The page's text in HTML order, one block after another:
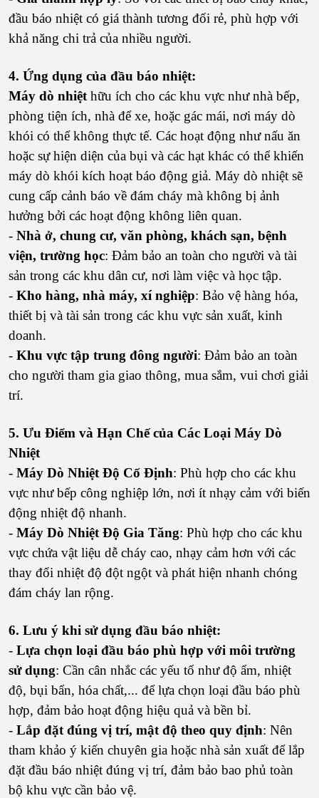
đầu báo nhiệt có giá thành tương đối rẻ, phù hợp với
khả năng chi trả của nhiều người.
4. Ứng dụng của đầu báo nhiệt:
Máy dò nhiệt hữu ích cho các khu vực như nhà bếp,
phòng tiện ích, nhà để xe, hoặc gác mái, nơi máy dò
khói có thể không thực tế. Các hoạt động như nấu ăn
hoặc sự hiện diện của bụi và các hạt khác có thể khiến
máy dò khói kích hoạt báo động giả. Máy dò nhiệt sẽ
cung cấp cảnh báo về đám cháy mà không bị ảnh
hưởng bởi các hoạt động không liên quan.
- Nhà ở, chung cư, văn phòng, khách sạn, bệnh
viện, trường học: Đảm bảo an toàn cho người và tài
sản trong các khu dân cư, nơi làm việc và học tập.
- Kho hàng, nhà máy, xí nghiệp: Bảo vệ hàng hóa,
thiết bị và tài sản trong các khu vực sản xuất, kinh
doanh.
- Khu vực tập trung đông người: Đảm bảo an toàn
cho người tham gia giao thông, mua sắm, vui chơi giải
trí.
5. Ưu Điểm và Hạn Chế của Các Loại Máy Dò
Nhiệt
- Máy Dò Nhiệt Độ Cố Định: Phù hợp cho các khu
vực như bếp công nghiệp lớn, nơi ít nhạy cảm với biến
động nhiệt độ nhanh.
- Máy Dò Nhiệt Độ Gia Tăng: Phù hợp cho các khu
vực chứa vật liệu dễ cháy cao, nhạy cảm hơn với các
thay đổi nhiệt độ đột ngột và phát hiện nhanh chóng
đám cháy lan rộng.
6. Lưu ý khi sử dụng đầu báo nhiệt:
- Lựa chọn loại đầu báo phù hợp với môi trường
sử dụng: Cần cân nhắc các yếu tố như độ ẩm, nhiệt
độ, bụi bẩn, hóa chất,... để lựa chọn loại đầu báo phù
hợp, đảm bảo hoạt động hiệu quả và bền bỉ.
- Lắp đặt đúng vị trí, mật độ theo quy định: Nên
tham khảo ý kiến chuyên gia hoặc nhà sản xuất để lắp
đặt đầu báo nhiệt đúng vị trí, đảm bảo bao phủ toàn
bộ khu vực cần bảo vệ.